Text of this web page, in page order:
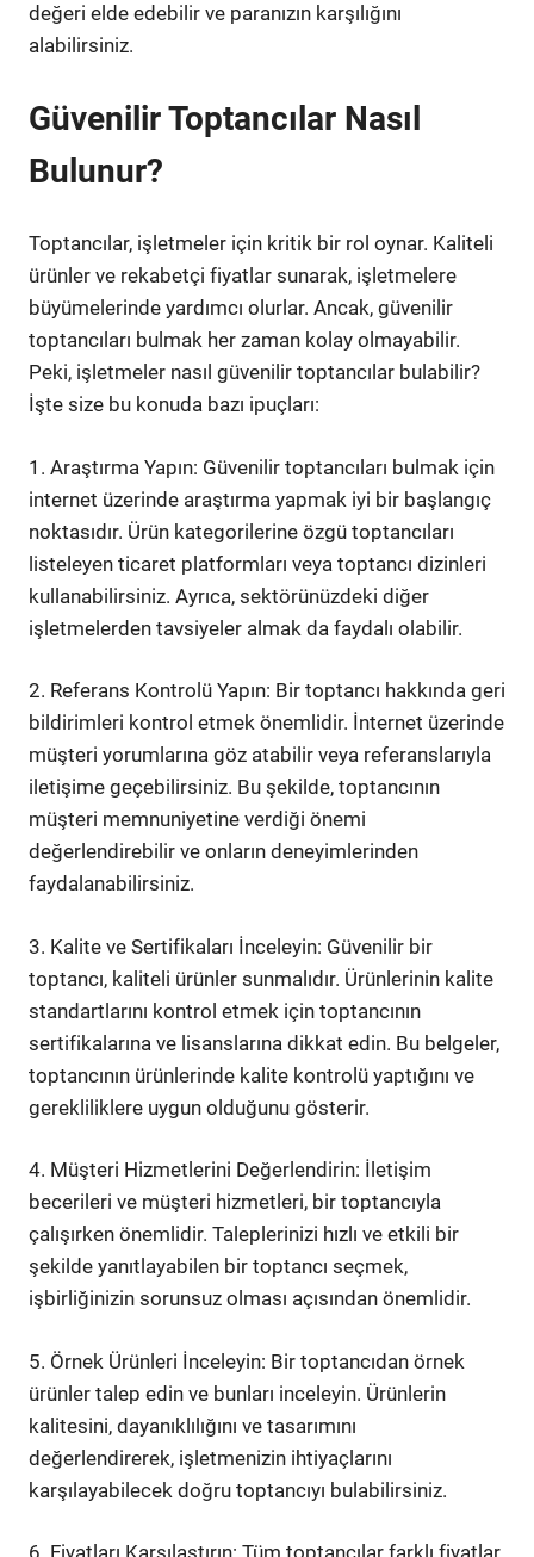
değeri elde edebilir ve paranızın karşılığını
alabilirsiniz.
Güvenilir Toptancılar Nasıl
Bulunur?
Toptancılar, işletmeler için kritik bir rol oynar. Kaliteli
ürünler ve rekabetçi fiyatlar sunarak, işletmelere
büyümelerinde yardımcı olurlar. Ancak, güvenilir
toptancıları bulmak her zaman kolay olmayabilir.
Peki, işletmeler nasıl güvenilir toptancılar bulabilir?
İşte size bu konuda bazı ipuçları:
1. Araştırma Yapın: Güvenilir toptancıları bulmak için
internet üzerinde araştırma yapmak iyi bir başlangıç
noktasıdır. Ürün kategorilerine özgü toptancıları
listeleyen ticaret platformları veya toptancı dizinleri
kullanabilirsiniz. Ayrıca, sektörünüzdeki diğer
işletmelerden tavsiyeler almak da faydalı olabilir.
2. Referans Kontrolü Yapın: Bir toptancı hakkında geri
bildirimleri kontrol etmek önemlidir. İnternet üzerinde
müşteri yorumlarına göz atabilir veya referanslarıyla
iletişime geçebilirsiniz. Bu şekilde, toptancının
müşteri memnuniyetine verdiği önemi
değerlendirebilir ve onların deneyimlerinden
faydalanabilirsiniz.
3. Kalite ve Sertifikaları İnceleyin: Güvenilir bir
toptancı, kaliteli ürünler sunmalıdır. Ürünlerinin kalite
standartlarını kontrol etmek için toptancının
sertifikalarına ve lisanslarına dikkat edin. Bu belgeler,
toptancının ürünlerinde kalite kontrolü yaptığını ve
gerekliliklere uygun olduğunu gösterir.
4. Müşteri Hizmetlerini Değerlendirin: İletişim
becerileri ve müşteri hizmetleri, bir toptancıyla
çalışırken önemlidir. Taleplerinizi hızlı ve etkili bir
şekilde yanıtlayabilen bir toptancı seçmek,
işbirliğinizin sorunsuz olması açısından önemlidir.
5. Örnek Ürünleri İnceleyin: Bir toptancıdan örnek
ürünler talep edin ve bunları inceleyin. Ürünlerin
kalitesini, dayanıklılığını ve tasarımını
değerlendirerek, işletmenizin ihtiyaçlarını
karşılayabilecek doğru toptancıyı bulabilirsiniz.
6. Fiyatları Karşılaştırın: Tüm toptancılar farklı fiyatlar